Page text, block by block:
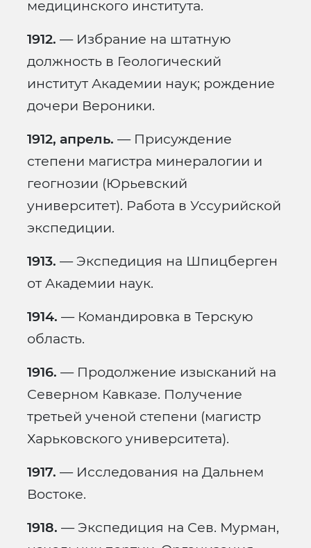
медицинского института.
1912. — Избрание на штатную
должность в Геологический
институт Академии наук; рождение
дочери Вероники.
1912, апрель. — Присуждение
степени магистра минералогии и
геогнозии (Юрьевский
университет). Работа в Уссурийской
экспедиции.
1913. — Экспедиция на Шпицберген
от Академии наук.
1914. — Командировка в Терскую
область.
1916. — Продолжение изысканий на
Северном Кавказе. Получение
третьей ученой степени (магистр
Харьковского университета).
1917. — Исследования на Дальнем
Востоке.
1918. — Экспедиция на Сев. Мурман,